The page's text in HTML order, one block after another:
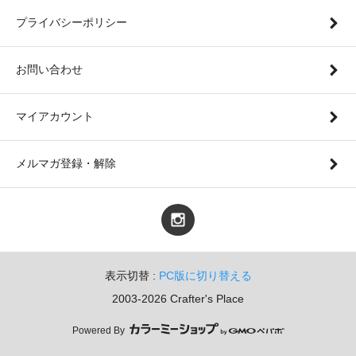
プライバシーポリシー
お問い合わせ
マイアカウント
メルマガ登録・解除
表示切替 : PC版に切り替える
2003-2026 Crafter's Place
Powered By